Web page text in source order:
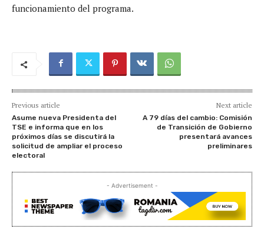
funcionamiento del programa.
Previous article
Asume nueva Presidenta del
TSE e informa que en los
próximos días se discutirá la
solicitud de ampliar el proceso
electoral
Next article
A 79 días del cambio: Comisión
de Transición de Gobierno
presentará avances
preliminares
- Advertisement -